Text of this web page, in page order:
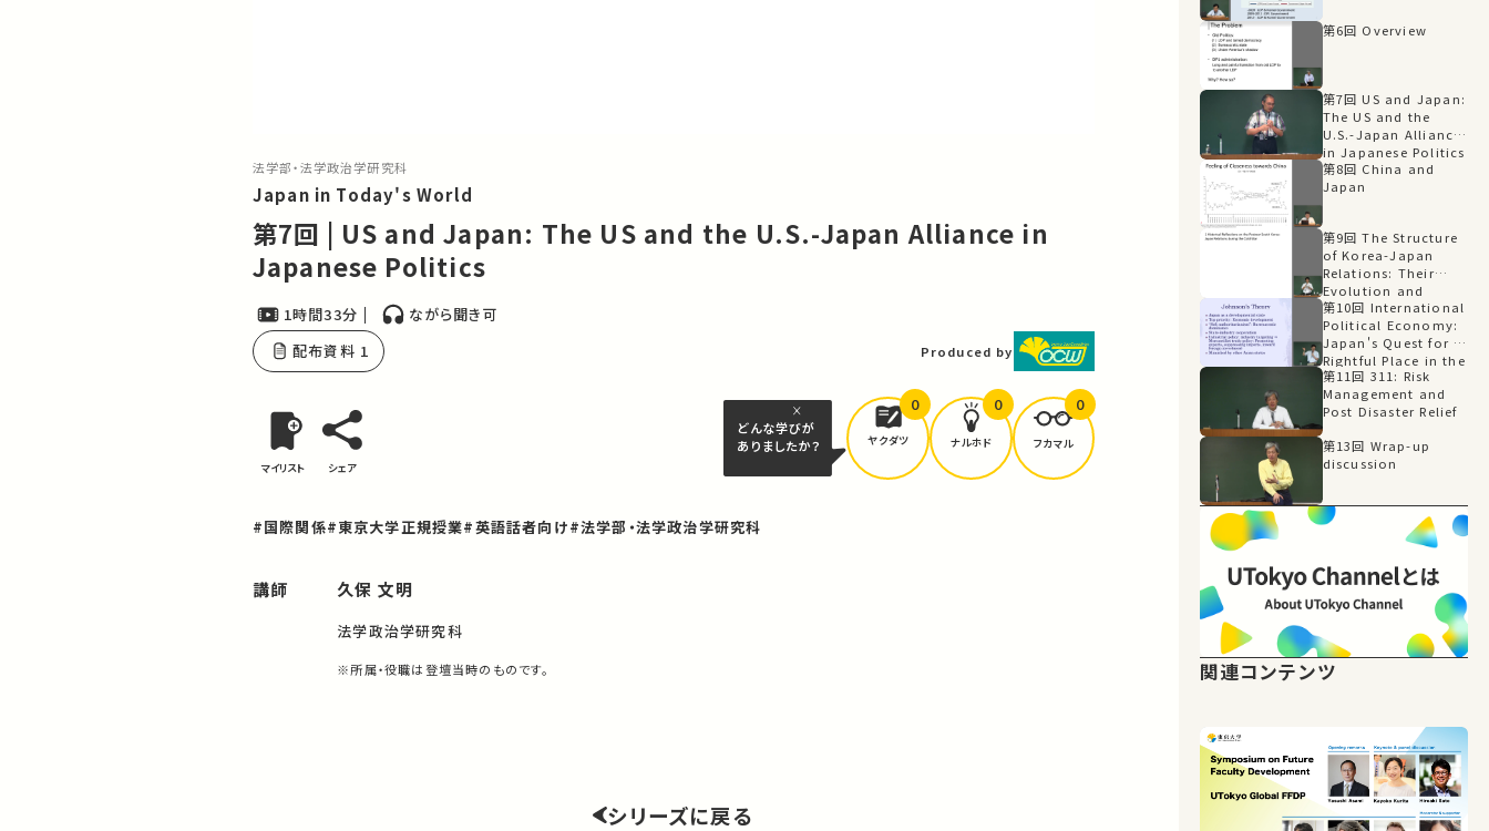
法学部・法学政治学研究科
Japan in Today's World
第7回 | US and Japan: The US and the U.S.-Japan Alliance in
Japanese Politics
1時間33分
ながら聞き可
配布資料 1
Produced by
マイリスト シェア
どんな学びが
ありましたか？
ヤクダツ
0
ナルホド
0
フカマル
0
#国際関係#東京大学正規授業#英語話者向け#法学部・法学政治学研究科
講師 久保 文明
法学政治学研究科
※所属・役職は登壇当時のものです。
シリーズに戻る
第6回 Overview
第7回 US and Japan:
The US and the
U.S.-Japan Alliance
in Japanese Politics
第8回 China and
Japan
第9回 The Structure
of Korea-Japan
Relations: Their
Evolution and
Present Situation
第10回 International
Political Economy:
Japan's Quest for a
Rightful Place in the
Sun
第11回 311: Risk
Management and
Post Disaster Relief
第13回 Wrap-up
discussion
関連コンテンツ